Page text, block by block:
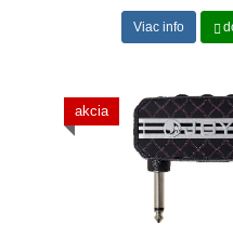
Viac info
akcia